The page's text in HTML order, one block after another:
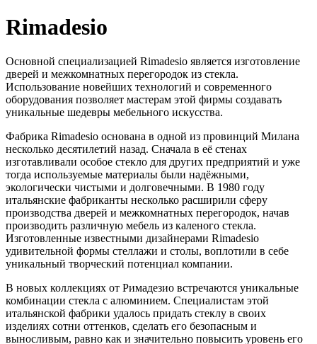
Rimadesio
Основной специализацией Rimadesio является изготовление
дверей и межкомнатных перегородок из стекла.
Использование новейших технологий и современного
оборудования позволяет мастерам этой фирмы создавать
уникальные шедевры мебельного искусства.
Фабрика Rimadesio основана в одной из провинций Милана
несколько десятилетий назад. Сначала в её стенах
изготавливали особое стекло для других предприятий и уже
тогда используемые материалы были надёжными,
экологически чистыми и долговечными. В 1980 году
итальянские фабриканты несколько расширили сферу
производства дверей и межкомнатных перегородок, начав
производить различную мебель из каленого стекла.
Изготовленные известными дизайнерами Rimadesio
удивительной формы стеллажи и столы, воплотили в себе
уникальный творческий потенциал компании.
В новых коллекциях от Римадезио встречаются уникальные
комбинации стекла с алюминием. Специалистам этой
итальянской фабрики удалось придать стеклу в своих
изделиях сотни оттенков, сделать его безопасным и
выносливым, равно как и значительно повысить уровень его